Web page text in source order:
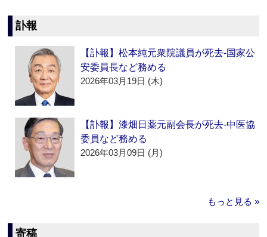
訃報
【訃報】松本純元衆院議員が死去‐国家公
安委員長など務める
2026年03月19日 (木)
【訃報】漆畑日薬元副会長が死去‐中医協
委員など務める
2026年03月09日 (月)
もっと見る »
寄稿